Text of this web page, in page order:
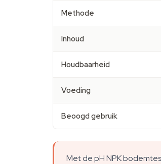
Methode
Inhoud
Houdbaarheid
Voeding
Beoogd gebruik
Met de pH NPK